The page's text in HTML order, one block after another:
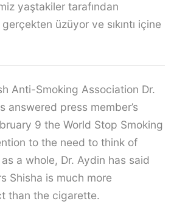
yaştakiler tarafından
üzüyor ve sıkıntı içine
Anti-Smoking Association Dr.
answered press member’s
9 the World Stop Smoking
to the need to think of
a whole, Dr. Aydin has said
Shisha is much more
than the cigarette.